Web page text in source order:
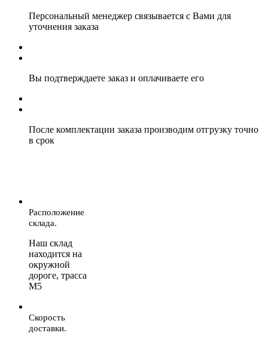
Персональный менеджер связывается с Вами для
уточнения заказа
Вы подтверждаете заказ и оплачиваете его
После комплектации заказа производим отгрузку точно
в срок
Расположение
склада.
Наш склад
находится на
окружной
дороге, трасса
М5
Скорость
доставки.